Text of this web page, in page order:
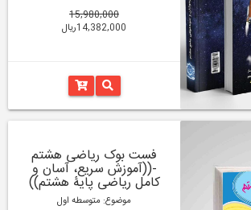
15,980,000
14,382,000ریال
فست بوک ریاضی هشتم
-((آموزش سریع، آسان و
کامل ریاضی پایۀ هشتم))
موضوع: متوسطه اول